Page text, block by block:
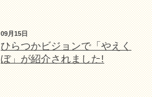
09月15日
ひらつかビジョンで「やえく
ぼ」が紹介されました!